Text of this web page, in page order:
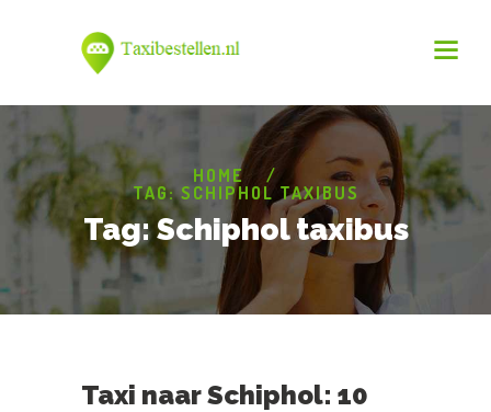
HOME
TAG: SCHIPHOL TAXIBUS
Tag: Schiphol taxibus
Taxi naar Schiphol: 10